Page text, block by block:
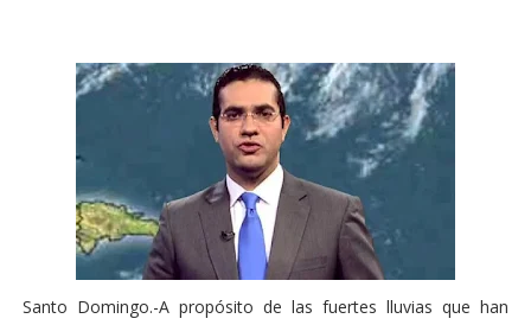
Santo Domingo.-A propósito de las fuertes lluvias que han